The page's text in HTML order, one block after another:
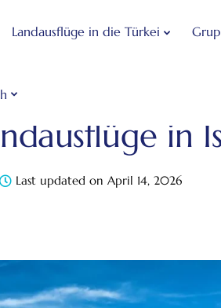
Landausflüge in die Türkei
– Reiseblog
in
Last updated on April 14, 2026